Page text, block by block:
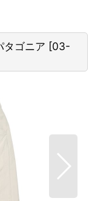
ゴニア [03-